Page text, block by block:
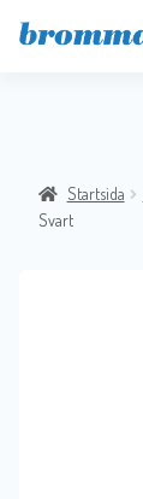
Startsida
Svart